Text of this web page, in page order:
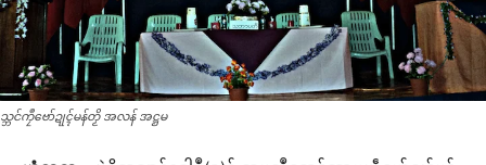
သ္ဘင်ကၠဳဗော်ဍုၚ်မန်တၟိ အလန် အဋ္ဌမ